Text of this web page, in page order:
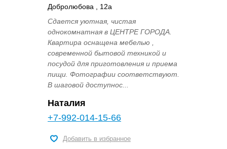
Добролюбова , 12а
Сдается уютная, чистая
однокомнатная в ЦЕНТРЕ ГОРОДА.
Квартира оснащена мебелью ,
современной бытовой техникой и
посудой для приготовления и приема
пищи. Фотографии соответствуют.
В шаговой доступнос...
Наталия
+7-992-014-15-66
Добавить в избранное